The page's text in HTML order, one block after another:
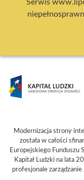
Serwis
Modernizacja strony
została w całości
Europejskiego Funduszu
Kapitał Ludzki na lata
profesjonale